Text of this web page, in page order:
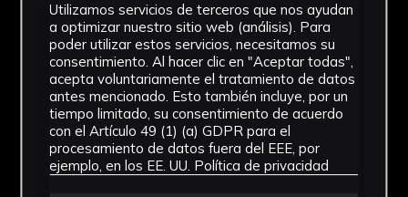
Cronología
SF
Fondo
Sin fondo
Utilizamos servicios de terceros que nos ayudan
a optimizar nuestro sitio web (análisis). Para
poder utilizar estos servicios, necesitamos su
consentimiento. Al hacer clic en "Aceptar todas",
acepta voluntariamente el tratamiento de datos
antes mencionado. Esto también incluye, por un
tiempo limitado, su consentimiento de acuerdo
con el Artículo 49 (1) (a) GDPR para el
procesamiento de datos fuera del EEE, por
ejemplo, en los EE. UU. Política de privacidad